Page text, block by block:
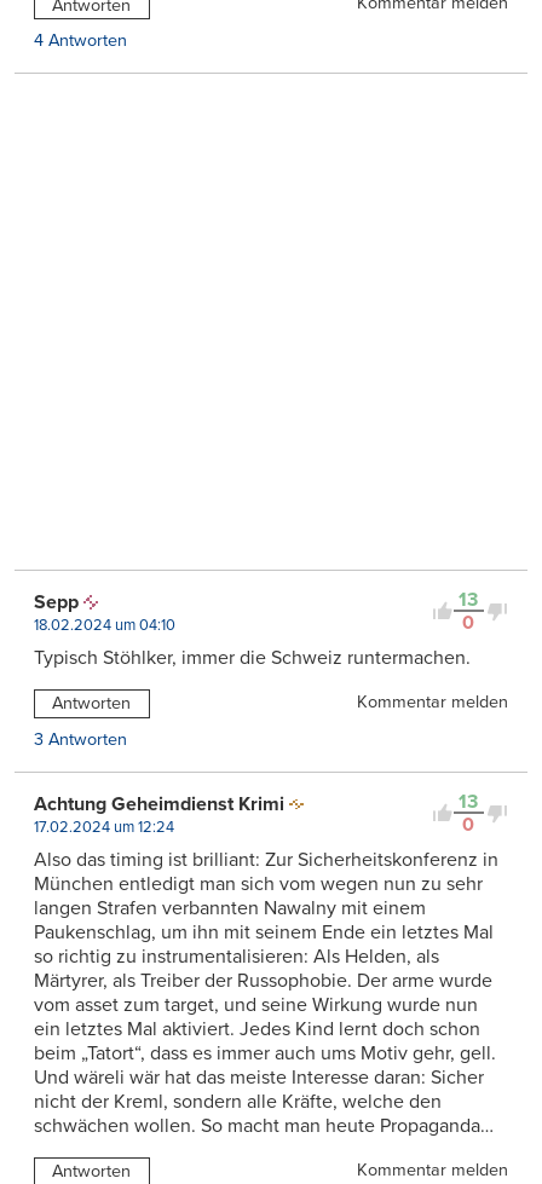
Antworten
4 Antworten
13
0
Sepp
18.02.2024 um 04:10
Typisch Stöhlker, immer die Schweiz runtermachen.
Antworten
Kommentar melden
3 Antworten
13
0
Achtung Geheimdienst Krimi
17.02.2024 um 12:24
Also das timing ist brilliant: Zur Sicherheitskonferenz in
München entledigt man sich vom wegen nun zu sehr
langen Strafen verbannten Nawalny mit einem
Paukenschlag, um ihn mit seinem Ende ein letztes Mal
so richtig zu instrumentalisieren: Als Helden, als
Märtyrer, als Treiber der Russophobie. Der arme wurde
vom asset zum target, und seine Wirkung wurde nun
ein letztes Mal aktiviert. Jedes Kind lernt doch schon
beim „Tatort“, dass es immer auch ums Motiv gehr, gell.
Und wäreli wär hat das meiste Interesse daran: Sicher
nicht der Kreml, sondern alle Kräfte, welche den
schwächen wollen. So macht man heute Propaganda…
Antworten Kommentar melden